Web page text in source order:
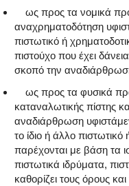
ως προς τα νομικά
αναχρηματοδότηση
πιστωτικό ή
πιστούχο που έχει
σκοπό την
ως προς τα φυσικά
καταναλωτικής πίστης
αναδιάρθρωση
το ίδιο ή άλλο
παρέχονται με βάση τα
πιστωτικά ιδρύματα,
καθορίζει τους όρους